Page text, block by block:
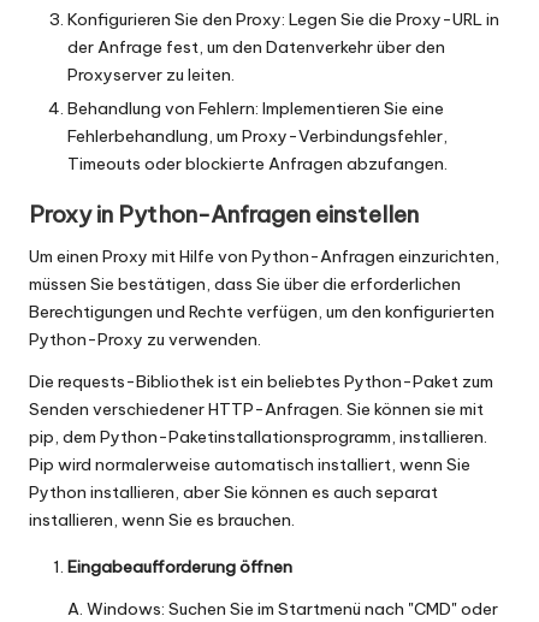
Konfigurieren Sie den Proxy: Legen Sie die Proxy-URL in
der Anfrage fest, um den Datenverkehr über den
Proxyserver zu leiten.
Behandlung von Fehlern: Implementieren Sie eine
Fehlerbehandlung, um Proxy-Verbindungsfehler,
Timeouts oder blockierte Anfragen abzufangen.
Proxy in Python-Anfragen einstellen
Um einen Proxy mit Hilfe von Python-Anfragen einzurichten,
müssen Sie bestätigen, dass Sie über die erforderlichen
Berechtigungen und Rechte verfügen, um den konfigurierten
Python-Proxy zu verwenden.
Die requests-Bibliothek ist ein beliebtes Python-Paket zum
Senden verschiedener HTTP-Anfragen. Sie können sie mit
pip, dem Python-Paketinstallationsprogramm, installieren.
Pip wird normalerweise automatisch installiert, wenn Sie
Python installieren, aber Sie können es auch separat
installieren, wenn Sie es brauchen.
Eingabeaufforderung öffnen
A. Windows: Suchen Sie im Startmenü nach "CMD" oder